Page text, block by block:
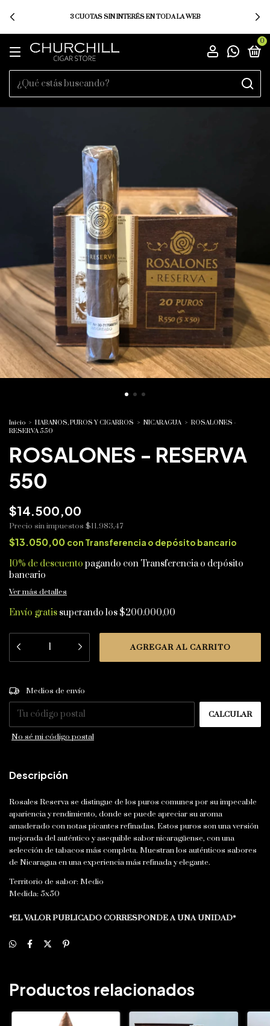
3 CUOTAS SIN INTERÉS EN TODA LA WEB
0
Inicio > HABANOS, PUROS Y CIGARROS > NICARAGUA > ROSALONES -
RESERVA 550
ROSALONES - RESERVA
550
$14.500,00
Precio sin impuestos $11.983,47
$13.050,00 con Transferencia o depósito bancario
10% de descuento pagando con Transferencia o depósito
bancario
Ver más detalles
Envío gratis superando los $200.000,00
Entregas para el CP:
Medios de envío
CALCULAR
No sé mi código postal
Descripción
Rosales Reserva se distingue de los puros comunes por su impecable
apariencia y rendimiento, donde se puede apreciar su aroma
amaderado con notas picantes refinadas. Estos puros son una versión
mejorada del auténtico y asequible sabor nicaragüense, con una
selección de tabacos más completa. Muestran los auténticos sabores
de Nicaragua en una experiencia más refinada y elegante.
Territorio de sabor: Medio
Medida: 5x50
*EL VALOR PUBLICADO CORRESPONDE A UNA UNIDAD*
Productos relacionados